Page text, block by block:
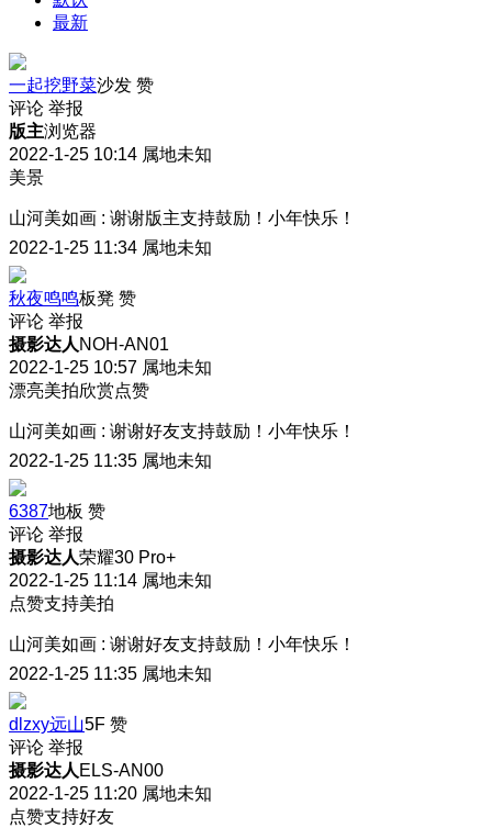
最新
一起挖野菜沙发 赞
评论 举报
版主浏览器
2022-1-25 10:14 属地未知
美景
山河美如画 : 谢谢版主支持鼓励！小年快乐！
2022-1-25 11:34 属地未知
秋夜鸣鸣板凳 赞
评论 举报
摄影达人 NOH-AN01
2022-1-25 10:57 属地未知
漂亮美拍欣赏点赞
山河美如画 : 谢谢好友支持鼓励！小年快乐！
2022-1-25 11:35 属地未知
6387地板 赞
评论 举报
摄影达人荣耀30 Pro+
2022-1-25 11:14 属地未知
点赞支持美拍
山河美如画 : 谢谢好友支持鼓励！小年快乐！
2022-1-25 11:35 属地未知
dlzxy远山5F 赞
评论 举报
摄影达人 ELS-AN00
2022-1-25 11:20 属地未知
点赞支持好友